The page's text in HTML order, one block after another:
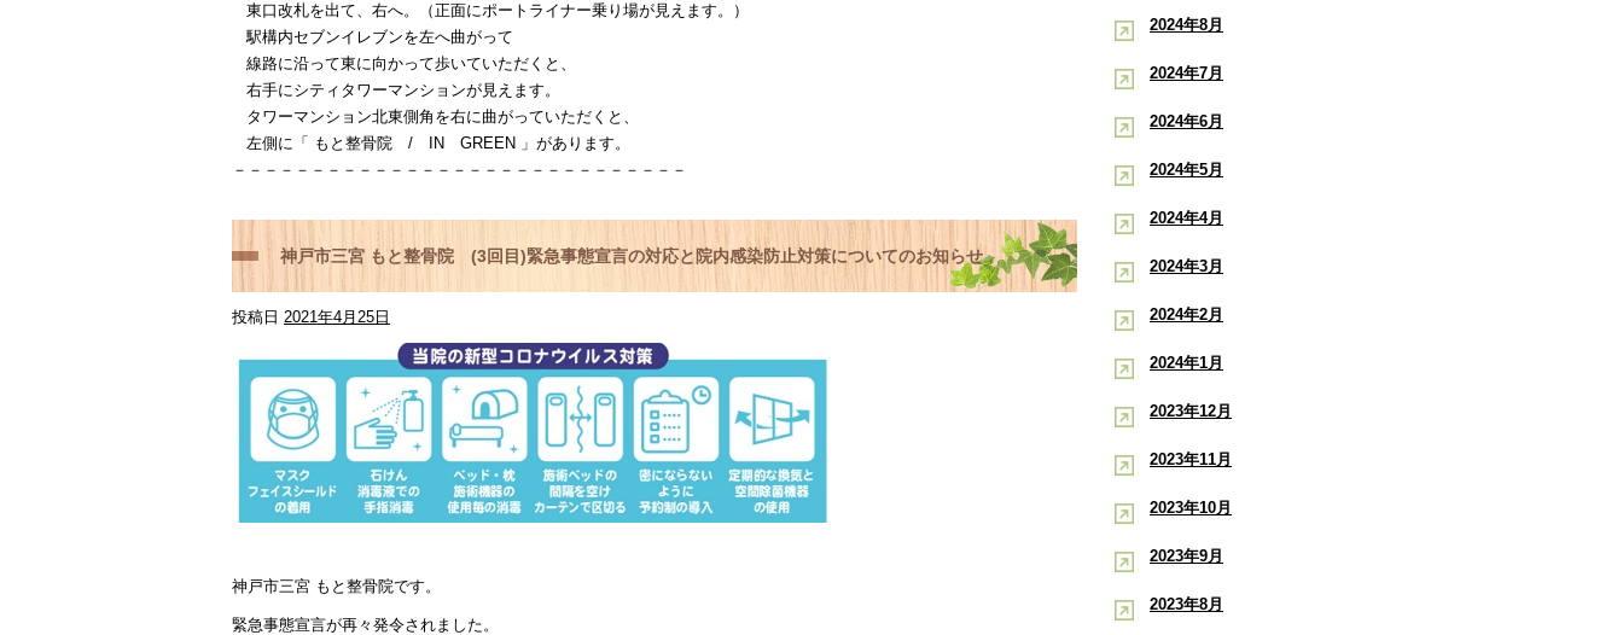
東口改札を出て、右へ。（正面にポートライナー乗り場が見えます。）
駅構内セブンイレブンを左へ曲がって
線路に沿って東に向かって歩いていただくと、
右手にシティタワーマンションが見えます。
タワーマンション北東側角を右に曲がっていただくと、
左側に「 もと整骨院 / IN GREEN 」があります。
－－－－－－－－－－－－－－－－－－－－－－－－－－－－－
神戸市三宮 もと整骨院 (3回目)緊急事態宣言の対応と院内感染防止対策についてのお知らせ
投稿日 2021年4月25日
神戸市三宮 もと整骨院です。
緊急事態宣言が再々発令されました。
2024年8月
2024年7月
2024年6月
2024年5月
2024年4月
2024年3月
2024年2月
2024年1月
2023年12月
2023年11月
2023年10月
2023年9月
2023年8月